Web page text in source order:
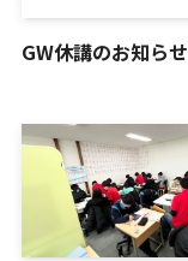
GW休講のお知らせ